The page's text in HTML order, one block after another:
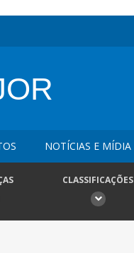
NOTÍCIAS E MÍDIA
CLASSIFICAÇÕES